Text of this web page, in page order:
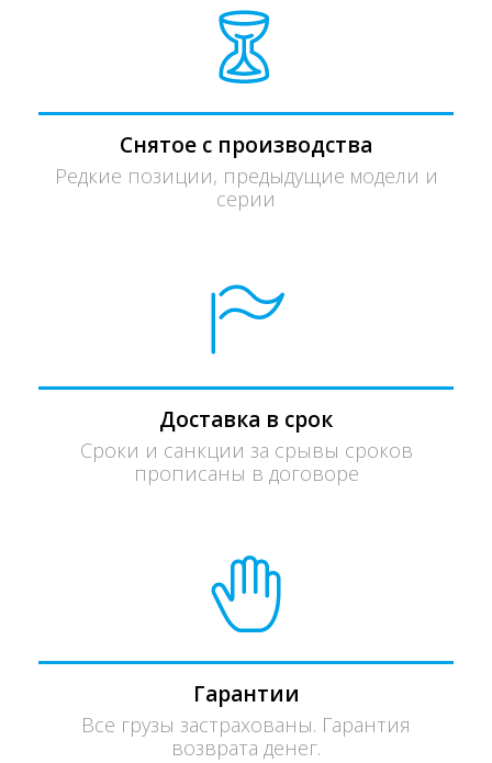
Снятое с производства
Редкие позиции, предыдущие модели и
серии
Доставка в срок
Сроки и санкции за срывы сроков
прописаны в договоре
Гарантии
Все грузы застрахованы. Гарантия
возврата денег.